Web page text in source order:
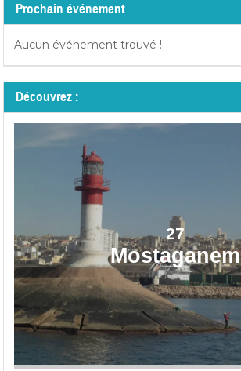
Prochain événement
Aucun événement trouvé !
Découvrez :
27
Mostaganem